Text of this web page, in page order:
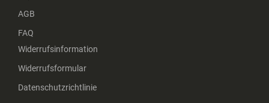
AGB
FAQ
Widerrufsinformation
Widerrufsformular
Datenschutzrichtlinie